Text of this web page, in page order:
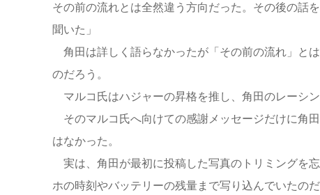
その前の流れとは全然違う方向だった。その後の話
聞いた」
角田は詳しく語らなかったが「その前の流れ」と
のだろう。
マルコ氏はハジャーの昇格を推し、角田のレーシ
そのマルコ氏へ向けての感謝メッセージだけに角
はなかった。
実は、角田が最初に投稿した写真のトリミングを
ホの時刻やバッテリーの残量まで写り込んでいたの